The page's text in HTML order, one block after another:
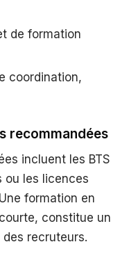
de formation
coordination,
recommandées
incluent les BTS
ou les licences
formation en
constitue un
recruteurs.